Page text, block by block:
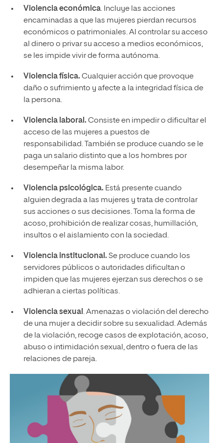
Violencia económica. Incluye las acciones
encaminadas a que las mujeres pierdan recursos
económicos o patrimoniales. Al controlar su acceso
al dinero o privar su acceso a medios económicos,
se les impide vivir de forma autónoma.
Violencia física. Cualquier acción que provoque
daño o sufrimiento y afecte a la integridad física de
la persona.
Violencia laboral. Consiste en impedir o dificultar el
acceso de las mujeres a puestos de
responsabilidad. También se produce cuando se le
paga un salario distinto que a los hombres por
desempeñar la misma labor.
Violencia psicológica. Está presente cuando
alguien degrada a las mujeres y trata de controlar
sus acciones o sus decisiones. Toma la forma de
acoso, prohibición de realizar cosas, humillación,
insultos o el aislamiento con la sociedad.
Violencia institucional. Se produce cuando los
servidores públicos o autoridades dificultan o
impiden que las mujeres ejerzan sus derechos o se
adhieran a ciertas políticas.
Violencia sexual . Amenazas o violación del derecho
de una mujer a decidir sobre su sexualidad. Además
de la violación, recoge casos de explotación, acoso,
abuso o intimidación sexual, dentro o fuera de las
relaciones de pareja.